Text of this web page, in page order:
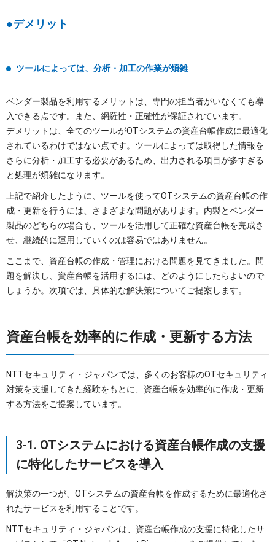
●デメリット
ツールによっては、分析・加工の作業が煩雑
ベンダー製品を利用するメリットは、専門の担当者がいなくても導
入できる点です。また、網羅性・正確性が保証されています。
デメリットは、全てのツールがOTシステムの資産台帳作成に最適化
されているわけではない点です。ツールによっては取得した情報を
さらに分析・加工する必要があるため、出力される項目が多すぎる
と処理が煩雑になります。
上記で紹介したように、ツールを使ってOTシステムの資産台帳の作
成・更新を行うには、さまざまな問題があります。内製とベンダー
製品のどちらの場合も、ツールを活用して正確な資産台帳を完成さ
せ、継続的に運用していくのは容易ではありません。
ここまで、資産台帳の作成・管理における問題を見てきました。問
題を解決し、資産台帳を活用するには、どのようにしたらよいので
しょうか。次項では、具体的な解決策についてご提案します。
資産台帳を効率的に作成・更新する方法
NTTセキュリティ・ジャパンでは、多くのお客様のOTセキュリティ
対策を支援してきた経験をもとに、資産台帳を効率的に作成・更新
する方法をご提案しています。
3-1. OTシステムにおける資産台帳作成の支援
に特化したサービスを導入
解決策の一つが、OTシステムの資産台帳を作成するために最適化さ
れたサービスを利用することです。
NTTセキュリティ・ジャパンは、資産台帳作成の支援に特化したサ